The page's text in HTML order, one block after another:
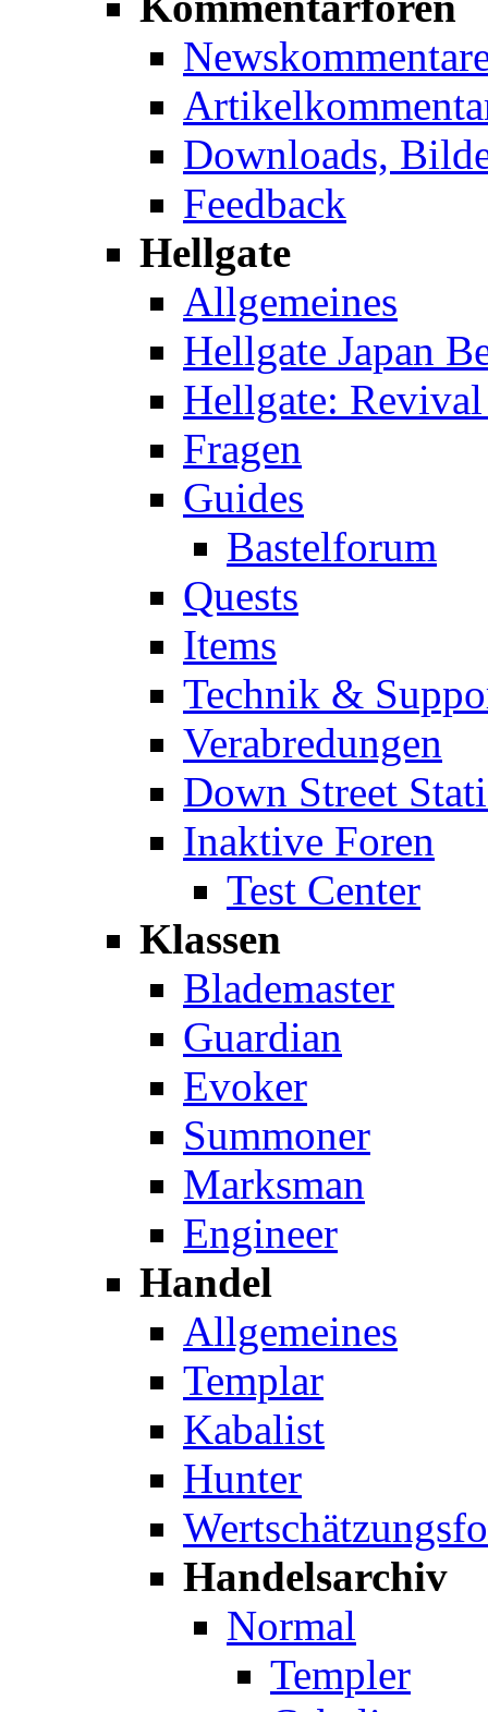
Downloads,
Feedback
Hellgate
Allgemeines
Hellgate Japan
Hellgate:
Fragen
Guides
Bastelforum
Quests
Items
Technik &
Verabredungen
Down Street
Inaktive Foren
Test Center
Klassen
Blademaster
Guardian
Evoker
Summoner
Marksman
Engineer
Handel
Allgemeines
Templar
Kabalist
Hunter
Handelsarchiv
Normal
Templer